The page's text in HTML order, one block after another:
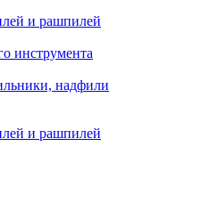
и рашпилей
инструмента
надфили
и рашпилей